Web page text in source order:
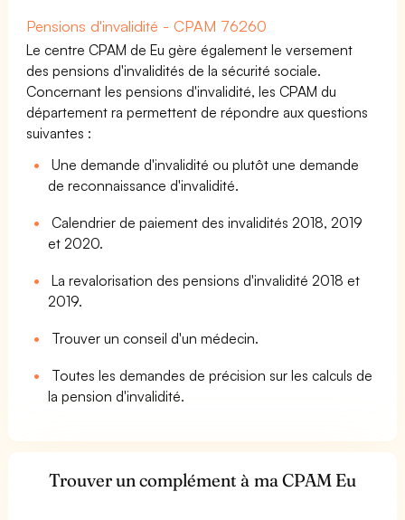
Pensions d'invalidité - CPAM 76260
Le centre CPAM de Eu gère également le versement
des pensions d'invalidités de la sécurité sociale.
Concernant les pensions d'invalidité, les CPAM du
département ra permettent de répondre aux questions
suivantes :
Une demande d'invalidité ou plutôt une demande
de reconnaissance d'invalidité.
Calendrier de paiement des invalidités 2018, 2019
et 2020.
La revalorisation des pensions d'invalidité 2018 et
2019.
Trouver un conseil d'un médecin.
Toutes les demandes de précision sur les calculs de
la pension d'invalidité.
Trouver un complément à ma CPAM Eu